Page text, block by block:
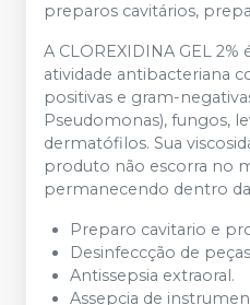
preparos cavitários,
A CLOREXIDINA GEL
atividade antibacteriana
positivas e gram-
Pseudomonas), fungos,
dermatófilos. Sua
produto não escorra no
permanecendo dentro da
Preparo cavitario e
Desinfeccção de
Antissepsia extraoral.
Assepcia de